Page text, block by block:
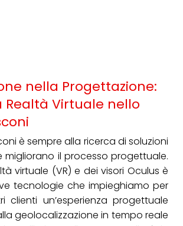
nella Progettazione:
Realtà Virtuale nello
è sempre alla ricerca di soluzioni
migliorano il processo progettuale.
virtuale (VR) e dei visori Oculus è
tecnologie che impieghiamo per
clienti un’esperienza progettuale
geolocalizzazione in tempo reale